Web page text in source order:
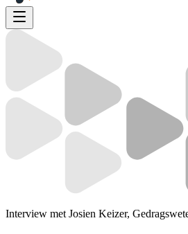
Interview met Josien Keizer,